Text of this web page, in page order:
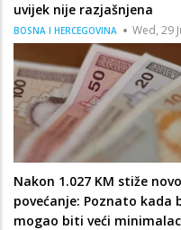
uvijek nije razjašnjena
BOSNA I HERCEGOVINA Wed, 29
Nakon 1.027 KM stiže novo
povećanje: Poznato kada
mogao biti veći minimalac